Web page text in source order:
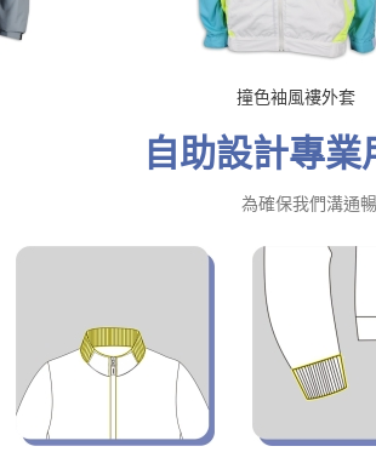
撞色袖風褸外套
自助設計專業
為確保我們溝通